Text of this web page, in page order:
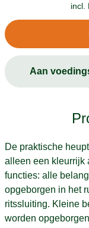
incl.
Aan
De praktische
alleen een kleurrijk
functies: alle
opgeborgen in het
ritssluiting. Kleine
worden